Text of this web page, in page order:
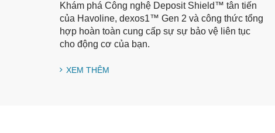
Khám phá Công nghệ Deposit Shield™ tân tiến
của Havoline, dexos1™ Gen 2 và công thức tổng
hợp hoàn toàn cung cấp sự sự bảo vệ liên tục
cho động cơ của bạn.
XEM THÊM